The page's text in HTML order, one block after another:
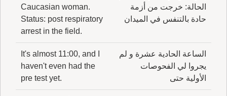
الحالة: خرجت من أزمة
حادة بالتنفس في الميدان
Caucasian woman.
Status: post respiratory
arrest in the field.
الساعة الحادية عشرة و لم
يجروا لي الفحوصات
الأولية حتى
It's almost 11:00, and I
haven't even had the
pre test yet.